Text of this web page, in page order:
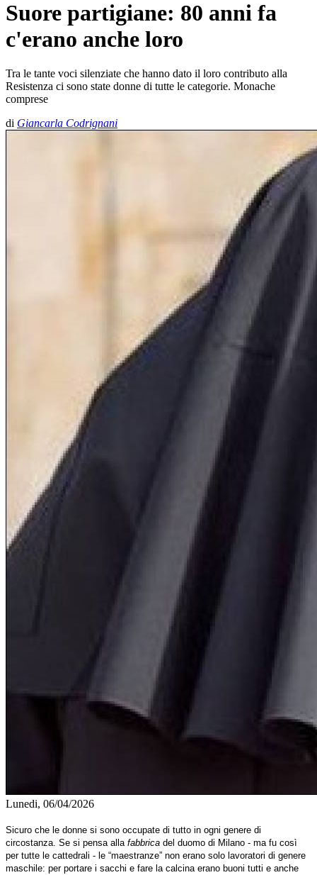
Suore partigiane: 80 anni fa
c'erano anche loro
Tra le tante voci silenziate che hanno dato il loro contributo alla
Resistenza ci sono state donne di tutte le categorie. Monache
comprese
di Giancarla Codrignani
Lunedi, 06/04/2026
Sicuro che le donne si sono occupate di tutto in ogni genere di
circostanza. Se si pensa alla fabbrica del duomo di Milano - ma fu così
per tutte le cattedrali - le “maestranze” non erano solo lavoratori di genere
maschile: per portare i sacchi e fare la calcina erano buoni tutti e anche